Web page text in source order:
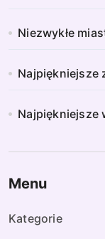
Niezwykłe
Najpiękniejsze
Najpiękniejsze
Menu
Kategorie